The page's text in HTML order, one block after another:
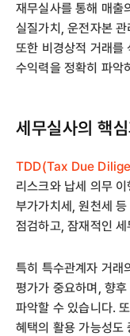
재무실사를 통해 매출
실질가치, 운전자본
또한 비경상적 거래를
수익력을 정확히 파악
세무실사의 핵심
TDD(Tax Due
리스크와 납세 의무
부가가치세, 원천세
점검하고, 잠재적인
특히 특수관계자 거래
평가가 중요하며, 향
파악할 수 있습니다.
혜택의 활용 가능성도